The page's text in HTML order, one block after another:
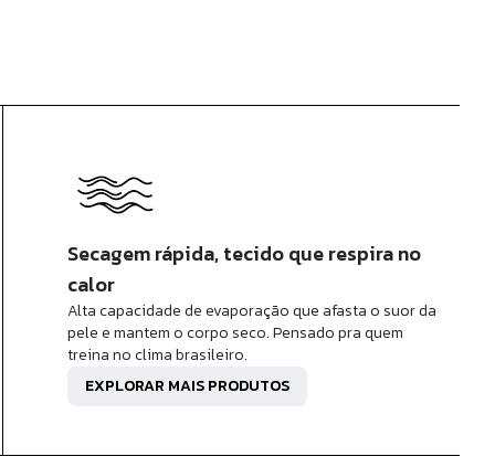
Secagem rápida, tecido que respira no
calor
Alta capacidade de evaporação que afasta o suor da
pele e mantem o corpo seco. Pensado pra quem
treina no clima brasileiro.
EXPLORAR MAIS PRODUTOS